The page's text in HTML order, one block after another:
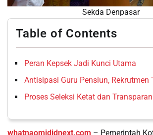
Sekda Denpasar
Table of Contents
Peran Kepsek Jadi Kunci Utama
Antisipasi Guru Pensiun, Rekrutmen
Proses Seleksi Ketat dan Transparan
whatnaomididnext.com – Pemerintah